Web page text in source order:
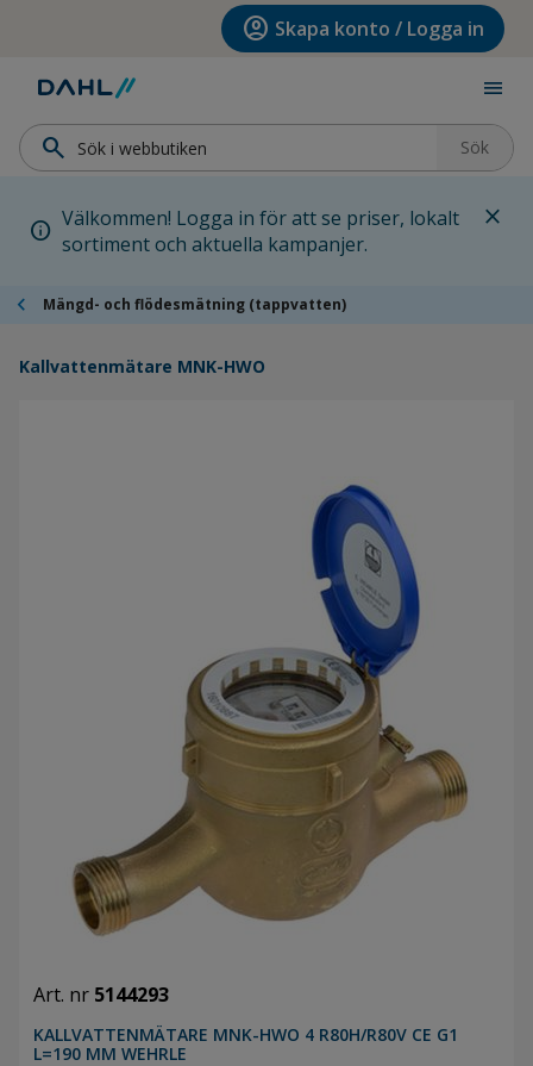
Hoppa till huvudinnehållet account_circle Skapa konto / Logga in
menu
search Sök
info Välkommen! Logga in för att se priser, lokalt
sortiment och aktuella kampanjer.
close
chevron_left Mängd- och flödesmätning (tappvatten)
Kallvattenmätare MNK-HWO
Art. nr 5144293
KALLVATTENMÄTARE MNK-HWO 4 R80H/R80V CE G1
L=190 MM WEHRLE